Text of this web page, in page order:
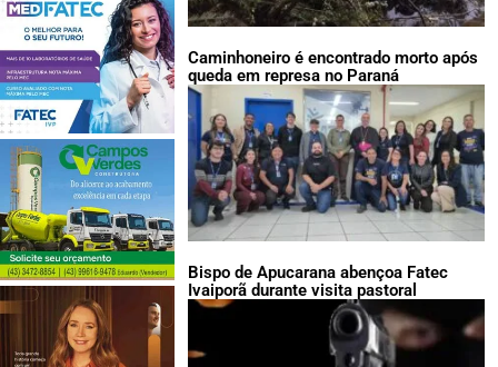
Caminhoneiro é encontrado morto após
queda em represa no Paraná
Bispo de Apucarana abençoa Fatec
Ivaiporã durante visita pastoral